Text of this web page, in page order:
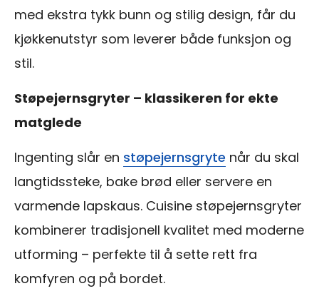
med ekstra tykk bunn og stilig design, får du
kjøkkenutstyr som leverer både funksjon og
stil.
Støpejernsgryter – klassikeren for ekte
matglede
Ingenting slår en støpejernsgryte når du skal
langtidssteke, bake brød eller servere en
varmende lapskaus. Cuisine støpejernsgryter
kombinerer tradisjonell kvalitet med moderne
utforming – perfekte til å sette rett fra
komfyren og på bordet.